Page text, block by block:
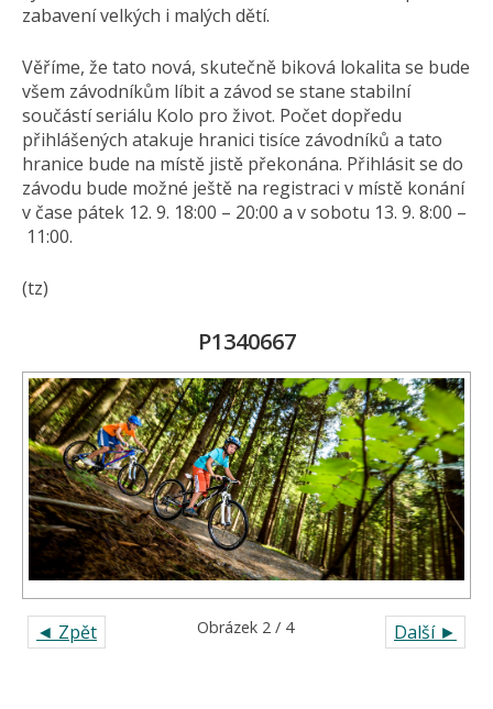
zabavení velkých i malých dětí.
Věříme, že tato nová, skutečně biková lokalita se bude
všem závodníkům líbit a závod se stane stabilní
součástí seriálu Kolo pro život. Počet dopředu
přihlášených atakuje hranici tisíce závodníků a tato
hranice bude na místě jistě překonána. Přihlásit se do
závodu bude možné ještě na registraci v místě konání
v čase pátek 12. 9. 18:00 – 20:00 a v sobotu 13. 9. 8:00 –
11:00.
(tz)
P1340667
◄ Zpět Další ►
Obrázek 2 / 4